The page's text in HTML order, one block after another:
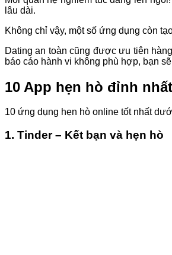
lâu dài.
Không chỉ vậy, một số ứng dụng còn
Dating an toàn cũng được ưu tiên
báo cáo hành vi không phù hợp, bạn
10 App hẹn hò đỉnh
10 ứng dụng hẹn hò online tốt nhất
1. Tinder – Kết bạn và hẹn hò